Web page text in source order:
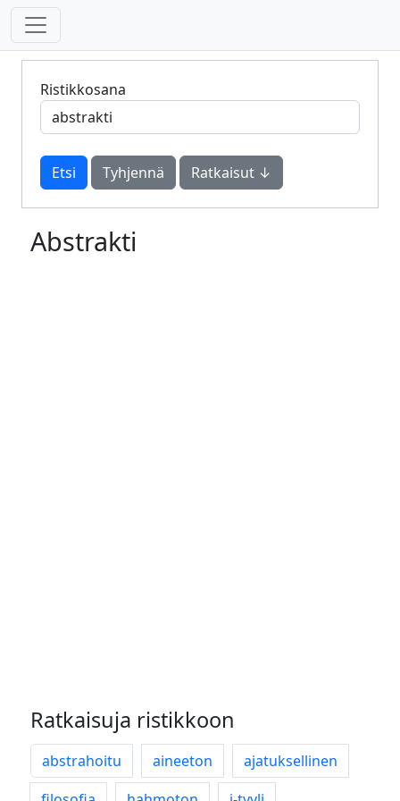
Ristikkosana
Tyhjennä Ratkaisut ↓
Abstrakti
Ratkaisuja ristikkoon
abstrahoitu aineeton
ajatuksellinen